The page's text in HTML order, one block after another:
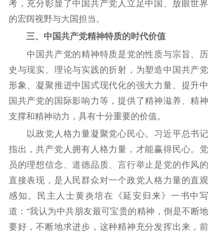
考，充分彰显了中国共产党人立足中国、放眼世界
的宏阔视野与大国担当。
三、中国共产党精神特质的时代价值
中国共产党的精神特质是党的性质与宗旨、历
史与现实、理论与实践的折射，为塑造中国共产党
形象、凝聚推进中国式现代化的强大力量、提升中
国共产党的国际影响力等，提供了精神滋养、精神
支撑和精神动力，具有十分重要的价值。
以政党人格力量凝聚党心民心。习近平总书记
指出，共产党人拥有人格力量，才能赢得民心。党
员的理想信念、道德品质、言行举止是党的作风的
直接表现，是人民群众对一个政党人格力量的直观
感知。民主人士黄炎培在《延安归来》一书中写
道：“我认为中共朋友最可宝贵的精神，倒是不断地
要好，不断地求进步，这种精神充分发挥出来，前